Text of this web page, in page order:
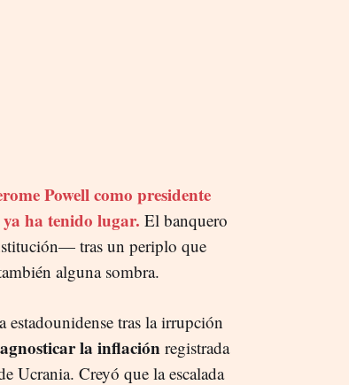
Powell como presidente
ya ha tenido lugar. El banquero
tras un periplo que
alguna sombra.
tras la irrupción
la inflación registrada
Ucrania. Creyó que la escalada